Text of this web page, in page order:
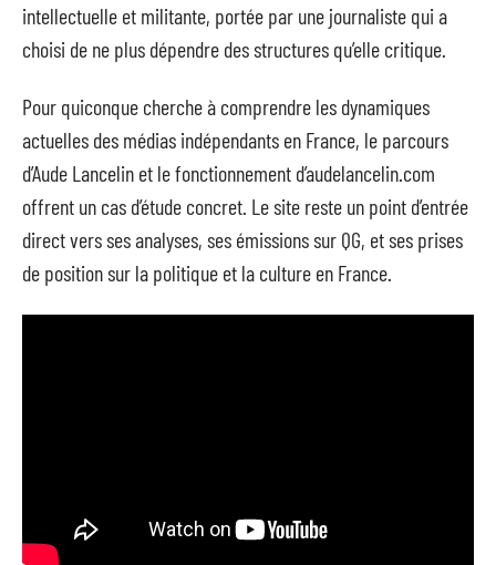
intellectuelle et militante, portée par une journaliste qui a
choisi de ne plus dépendre des structures qu’elle critique.
Pour quiconque cherche à comprendre les dynamiques
actuelles des médias indépendants en France, le parcours
d’Aude Lancelin et le fonctionnement d’audelancelin.com
offrent un cas d’étude concret. Le site reste un point d’entrée
direct vers ses analyses, ses émissions sur QG, et ses prises
de position sur la politique et la culture en France.